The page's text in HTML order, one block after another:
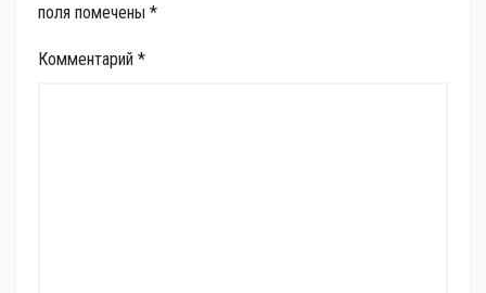
поля помечены *
Комментарий *